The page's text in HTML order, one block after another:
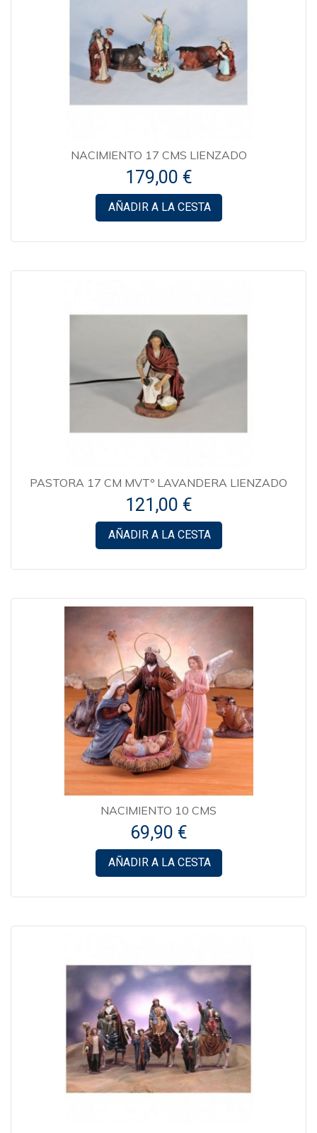
NACIMIENTO 17 CMS LIENZADO
179,00 €
AÑADIR A LA CESTA
PASTORA 17 CM MVTº LAVANDERA LIENZADO
121,00 €
AÑADIR A LA CESTA
NACIMIENTO 10 CMS
69,90 €
AÑADIR A LA CESTA